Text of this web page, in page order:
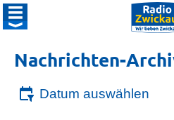
Nachrichten-
Datum auswählen